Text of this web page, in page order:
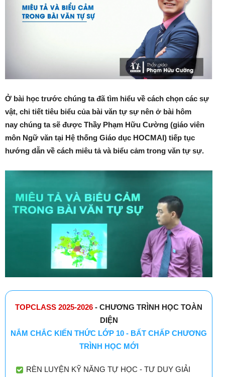
Ở bài học trước chúng ta đã tìm hiểu về cách chọn các sự
vật, chi tiết tiêu biểu của bài văn tự sự nên ở bài hôm
nay chúng ta sẽ được Thầy Phạm Hữu Cường (giáo viên
môn Ngữ văn tại Hệ thống Giáo dục HOCMAI) tiếp tục
hướng dẫn về cách miêu tả và biểu cảm trong văn tự sự.
TOPCLASS 2025-2026 - CHƯƠNG TRÌNH HỌC TOÀN
DIỆN
NẮM CHẮC KIẾN THỨC LỚP 10 - BẤT CHẤP CHƯƠNG
TRÌNH HỌC MỚI
RÈN LUYỆN KỸ NĂNG TỰ HỌC - TƯ DUY GIẢI